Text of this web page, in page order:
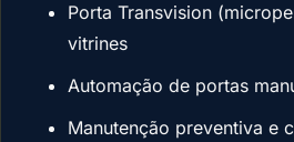
Porta Transvision
vitrines
Automação de portas
Manutenção preventiva e